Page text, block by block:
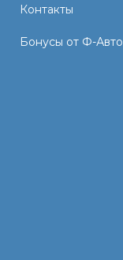
Контакты
Бонусы от Ф-Авто